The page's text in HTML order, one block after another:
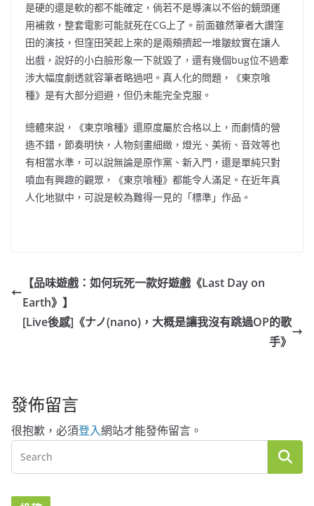
是硬的還是軟的都不能確定，倘若不是導演以不俗的鏡頭運
用補救，整套電影可能就死在CG上了。前面雖然筆者大讚窪
田的演技，但窪田笑起上來的是兩頰擠起一堆皺紋實在讓人
出戲，說好的小白臉形象一下就毀了，還有幾個bug位不過牽
涉大幅度劇透就容筆者略過吧。真人化的問題，《東京喰
種》是有大部分迴避，但仍未能完全克服。
總體來說，《東京喰種》還原度屬於合格以上，而劇情的營
造不錯，節奏明快，人物刻畫細緻，燈光、美術、音效等也
有相當水準，可以說無論是原作黨、新入門，還是單純只對
噴血有興趣的觀眾，《東京喰種》都能令人滿足。在近年真
人化地獄中，可說是較為難得一見的「標準」作品。
【品味遊戲：如何玩死一款好遊戲《Last Day on
Earth》】
[Live後感]《ナノ(nano)，大概是讓我沒有跳過OP的歌
手》
發佈留言
很抱歉，必須登入網站才能發佈留言。